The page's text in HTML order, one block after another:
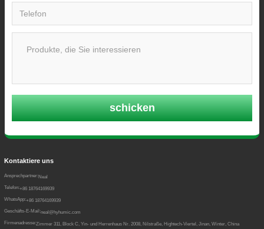
schicken
Kontaktiere uns
Ansprechpartner:Neal
Telefon:+86 18764169939
WhatsApp:+86 18764169939
Geschäfts-E-Mail:neal@hyhumic.com
Firmenadresse:Zimmer 311, Block C, Yin- und Herrenhaus Nr. 2008, Nilstraße, Hightech-Viertel, Jinan, Winter, China